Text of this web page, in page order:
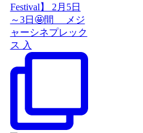
Festival】 2月5日
～3日🤩間 メジ
ャーシネプレック
ス 入